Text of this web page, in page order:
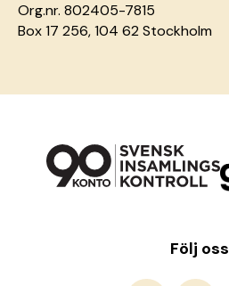
Org.nr. 802405-7815
Box 17 256, 104 62 Stockholm
Följ oss